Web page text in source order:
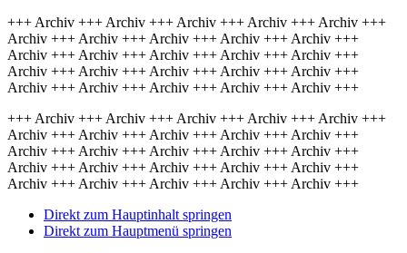
+++ Archiv +++ Archiv +++ Archiv +++ Archiv +++ Archiv +++
Archiv +++ Archiv +++ Archiv +++ Archiv +++ Archiv +++
Archiv +++ Archiv +++ Archiv +++ Archiv +++ Archiv +++
Archiv +++ Archiv +++ Archiv +++ Archiv +++ Archiv +++
Archiv +++ Archiv +++ Archiv +++ Archiv +++ Archiv +++
+++ Archiv +++ Archiv +++ Archiv +++ Archiv +++ Archiv +++
Archiv +++ Archiv +++ Archiv +++ Archiv +++ Archiv +++
Archiv +++ Archiv +++ Archiv +++ Archiv +++ Archiv +++
Archiv +++ Archiv +++ Archiv +++ Archiv +++ Archiv +++
Archiv +++ Archiv +++ Archiv +++ Archiv +++ Archiv +++
Direkt zum Hauptinhalt springen
Direkt zum Hauptmenü springen